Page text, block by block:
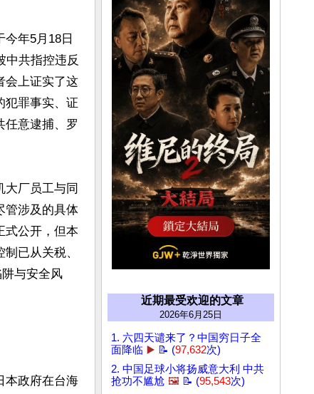
年5月18日
中共指控违反
会上证实了这
犯罪事实、证
任意逮捕、罗
大厂员工与同
管涉及的具体
式公开，但本
已从关税、
与安全风
本政府在台海
近期最受欢迎的文章
2026年6月25日
1. 六四天谴来了？中国穷日子全
面降临 ▶️ 📝 (97,632次)
2. 中国足球小将扬威意大利 中共
抢功不尴尬 🖼️ 📝 (95,543次)